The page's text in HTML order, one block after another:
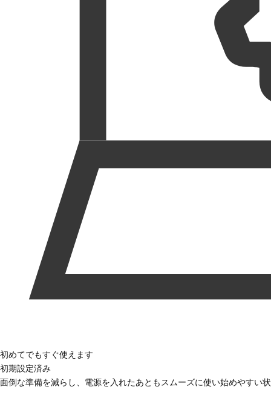
初めてでもすぐ使えます
初期設定済み
面倒な準備を減らし、電源を入れたあともスムーズに使い始めやすい